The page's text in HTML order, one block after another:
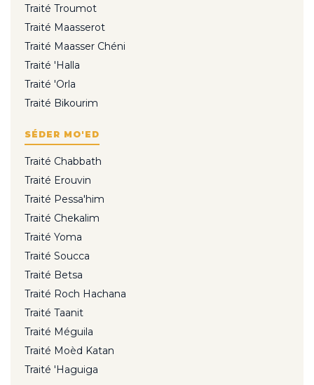
Traité Troumot
Traité Maasserot
Traité Maasser Chéni
Traité 'Halla
Traité 'Orla
Traité Bikourim
SÉDER MO'ED
Traité Chabbath
Traité Erouvin
Traité Pessa'him
Traité Chekalim
Traité Yoma
Traité Soucca
Traité Betsa
Traité Roch Hachana
Traité Taanit
Traité Méguila
Traité Moèd Katan
Traité 'Haguiga